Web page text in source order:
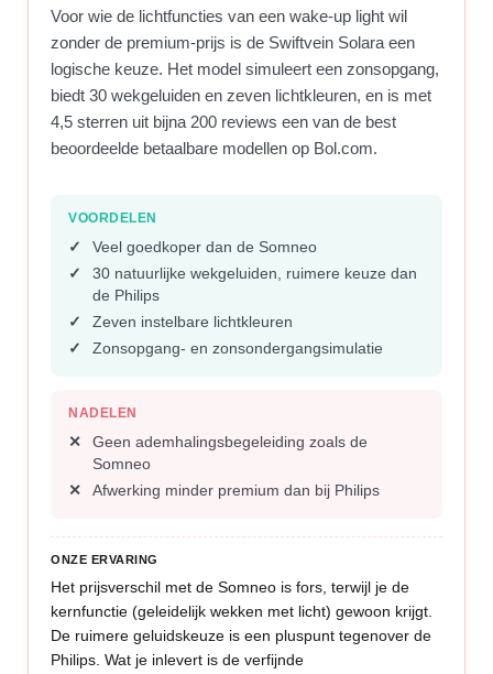
Voor wie de lichtfuncties van een wake-up light wil
zonder de premium-prijs is de Swiftvein Solara een
logische keuze. Het model simuleert een zonsopgang,
biedt 30 wekgeluiden en zeven lichtkleuren, en is met
4,5 sterren uit bijna 200 reviews een van de best
beoordeelde betaalbare modellen op Bol.com.
VOORDELEN
Veel goedkoper dan de Somneo
30 natuurlijke wekgeluiden, ruimere keuze dan
de Philips
Zeven instelbare lichtkleuren
Zonsopgang- en zonsondergangsimulatie
NADELEN
Geen ademhalingsbegeleiding zoals de
Somneo
Afwerking minder premium dan bij Philips
ONZE ERVARING
Het prijsverschil met de Somneo is fors, terwijl je de
kernfunctie (geleidelijk wekken met licht) gewoon krijgt.
De ruimere geluidskeuze is een pluspunt tegenover de
Philips. Wat je inlevert is de verfijnde